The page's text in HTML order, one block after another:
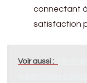
connectant
satisfaction
Voir aussi :